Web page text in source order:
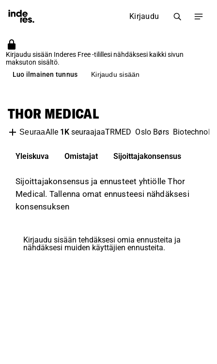
Kirjaudu
Kirjaudu sisään Inderes Free -tilillesi nähdäksesi kaikki sivun
maksuton sisältö.
Luo ilmainen tunnus
Kirjaudu sisään
THOR MEDICAL
SeuraaAlle 1KseuraajaaTRMED Oslo Børs
Yleiskuva Omistajat Sijoittajakonsensus
Sijoittajakonsensus ja ennusteet yhtiölle Thor
Medical. Tallenna omat ennusteesi nähdäksesi
konsensuksen
Kirjaudu sisään tehdäksesi omia ennusteita ja
nähdäksesi muiden käyttäjien ennusteita.